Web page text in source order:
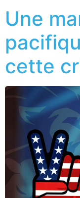
Une
cette